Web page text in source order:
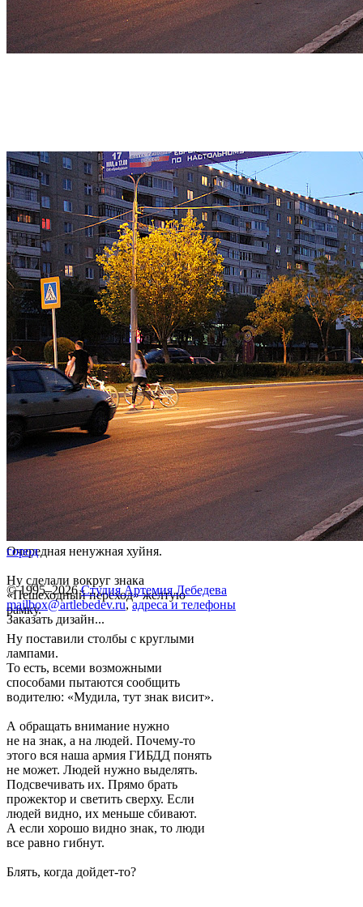
Очередная ненужная хуйня.
Ну сделали вокруг знака
«Пешеходный переход» желтую
рамку.
Ну поставили столбы с круглыми
лампами.
То есть, всеми возможными
способами пытаются сообщить
водителю: «Мудила, тут знак висит».
А обращать внимание нужно
не на знак, а на людей. Почему-то
этого вся наша армия ГИБДД понять
не может. Людей нужно выделять.
Подсвечивать их. Прямо брать
прожектор и светить сверху. Если
людей видно, их меньше сбивают.
А если хорошо видно знак, то люди
все равно гибнут.
Блять, когда дойдет-то?
город
© 1995–2026 Студия Артемия Лебедева
mailbox@artlebedev.ru, адреса и телефоны
Заказать дизайн...